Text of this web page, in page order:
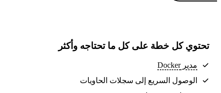
تحتوي كل خطة على كل ما تحتاجه وأكثر
مدير Docker
الوصول السريع إلى سجلات الحاويات